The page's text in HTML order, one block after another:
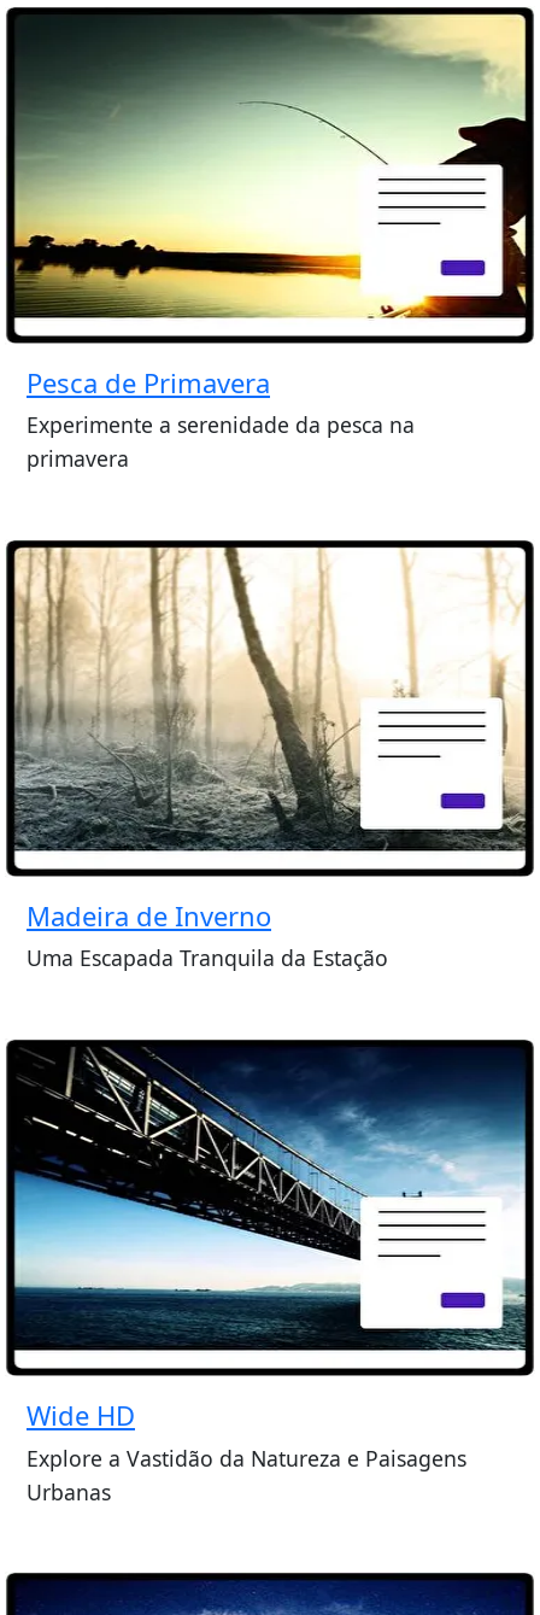
Pesca de Primavera
Experimente a serenidade da pesca na
primavera
Madeira de Inverno
Uma Escapada Tranquila da Estação
Wide HD
Explore a Vastidão da Natureza e Paisagens
Urbanas